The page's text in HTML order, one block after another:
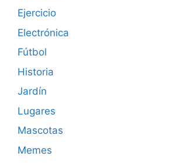
Ejercicio
Electrónica
Fútbol
Historia
Jardín
Lugares
Mascotas
Memes